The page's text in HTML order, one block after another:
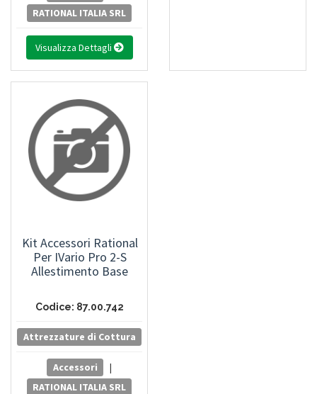
RATIONAL ITALIA SRL
Visualizza Dettagli
Kit Accessori Rational
Per IVario Pro 2-S
Allestimento Base
Codice: 87.00.742
Attrezzature di Cottura
Accessori
|
RATIONAL ITALIA SRL